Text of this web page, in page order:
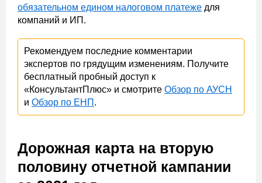
обязательном едином налоговом платеже для
компаний и ИП.
Рекомендуем последние комментарии
экспертов по грядущим изменениям. Получите
бесплатный пробный доступ к
«КонсультантПлюс» и смотрите Обзор по АУСН
и Обзор по ЕНП .
Дорожная карта на вторую
половину отчетной кампании